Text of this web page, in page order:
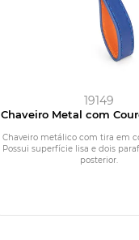
19149
Chaveiro Metal com
Chaveiro metálico com tira em
Possui superfície lisa e dois
posterior.